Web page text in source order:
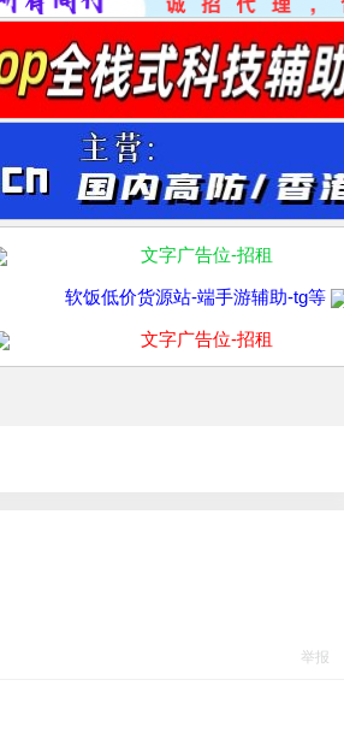
文字广告位-招租
软饭低价货源站-端手游辅助-tg等
文字广告位-招租
举报